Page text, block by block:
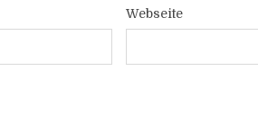
Webseite